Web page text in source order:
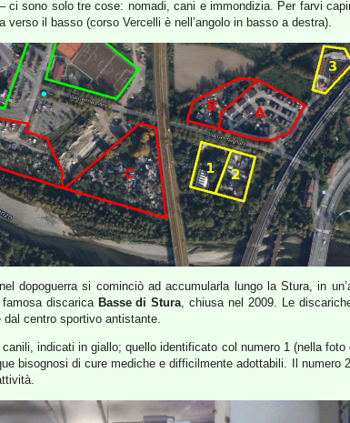
ci sono solo tre cose: nomadi, cani e immondizia. Per farvi
il basso (corso Vercelli è nell’angolo in basso a destra).
dopoguerra si cominciò ad accumularla lungo la Stura, in
discarica Basse di Stura, chiusa nel 2009. Le
dal centro sportivo antistante.
indicati in giallo; quello identificato col numero 1 (nella
bisognosi di cure mediche e difficilmente adottabili. Il numero